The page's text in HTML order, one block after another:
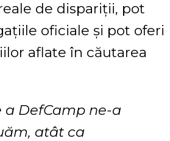
de dispariții, pot
oficiale și pot oferi
aflate în căutarea
a DefCamp ne-a
atât ca